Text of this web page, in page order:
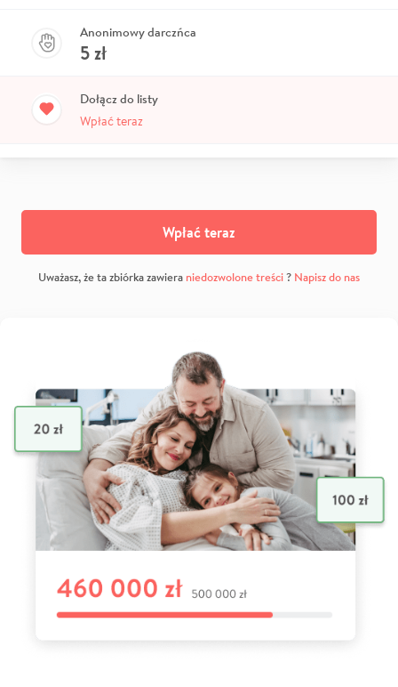
Anonimowy darczńca
5zł
Dołącz do listy
Wpłać teraz
Wpłać teraz
Uważasz, że ta zbiórka zawiera niedozwolone treści? Napisz do nas